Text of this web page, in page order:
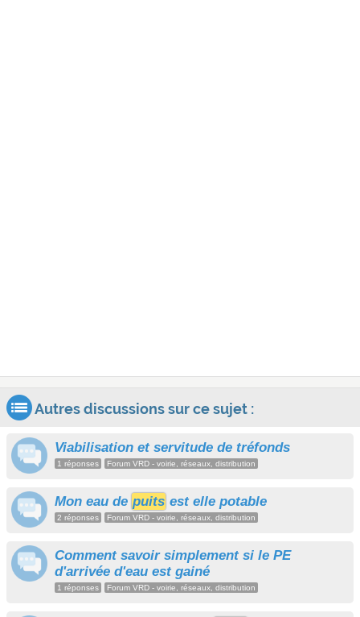
Autres discussions sur ce sujet :
Viabilisation et servitude de tréfonds
1 réponses Forum VRD - voirie, réseaux, distribution
Mon eau de puits est elle potable
2 réponses Forum VRD - voirie, réseaux, distribution
Comment savoir simplement si le PE
d'arrivée d'eau est gainé
1 réponses Forum VRD - voirie, réseaux, distribution